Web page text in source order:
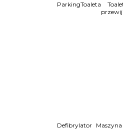
ParkingToaleta
Defibrylator Maszyna